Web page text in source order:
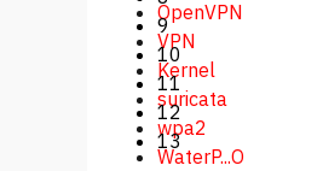
9
10
11
12
13
OpenVPN
VPN
Kernel
suricata
wpa2
WaterP...O